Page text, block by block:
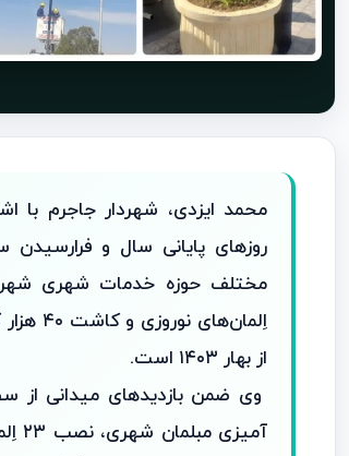
محمد ایزدی، شهردار جاجرم با
روزهای پایانی سال و
مختلف حوزه خدمات شهری
از بهار ۱۴۰۳ است.
وی ضمن بازدیدهای میدانی